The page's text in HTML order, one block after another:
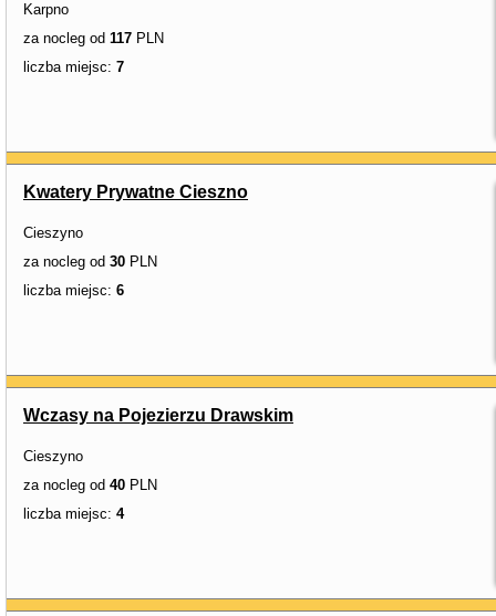
Karpno
za nocleg od 117 PLN
liczba miejsc: 7
Kwatery Prywatne Cieszno
Cieszyno
za nocleg od 30 PLN
liczba miejsc: 6
Wczasy na Pojezierzu Drawskim
Cieszyno
za nocleg od 40 PLN
liczba miejsc: 4